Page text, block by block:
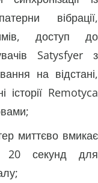
вібрації,
доступ до
Satysfyer з
на відстані,
історії Remotyca
миттєво вмикає
20 секунд для